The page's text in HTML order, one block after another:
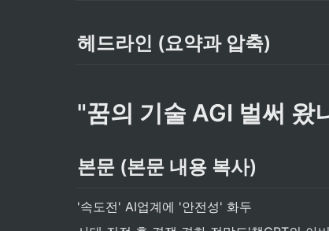
헤드라인 (요약과 압축)
"꿈의 기술 AGI 벌써
본문 (본문 내용 복사)
'속도전' AI업계에 '안전성' 화두